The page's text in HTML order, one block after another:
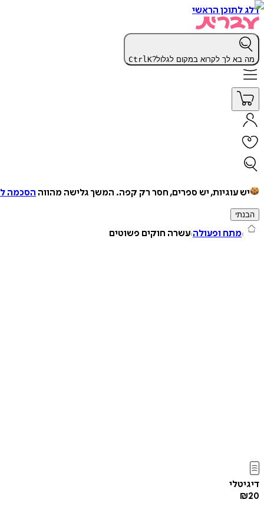
דלג לתוכן הראשי
מה בא לך לקרוא במקום לגלול? CtrlK
יש עוגיות, יש ספרים, חסר רק קפה. המשך גלישה מהווה הסכמה
הבנתי
מתח ופעולה עשרה חוקים פשוטים
דיגיטלי
₪20